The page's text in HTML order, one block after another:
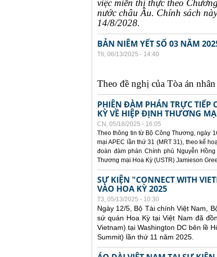
việc miễn thị thực theo
nước châu Âu. Chính sách
14/8/2028.
BẢN NIÊM YẾT SỐ 03 NĂM
T6, 06/13/2025 - 14:40
Theo đề nghị của Tòa án
PHIÊN ĐÀM PHÁN TRỰC TIẾP
KỲ VỀ HIỆP ĐỊNH THƯƠNG
CN, 05/18/2025 - 16:05
Theo thông tin từ Bộ Công Thương, ngày
mại APEC lần thứ 31 (MRT 31), theo kế
đoàn đàm phán Chính phủ Nguyễn
Thương mại Hoa Kỳ (USTR) Jamieson
SỰ KIỆN "CONNECT WITH
VÀO HOA KỲ 2025
T3, 05/13/2025 - 10:30
Ngày 12/5, Bộ Tài chính Việt Nam,
sứ quán Hoa Kỳ tại Việt Nam đã
Vietnam) tại Washington DC bên lề
Summit) lần thứ 11 năm 2025.